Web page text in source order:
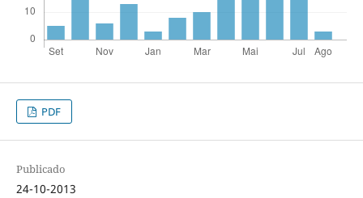
PDF
Publicado
24-10-2013